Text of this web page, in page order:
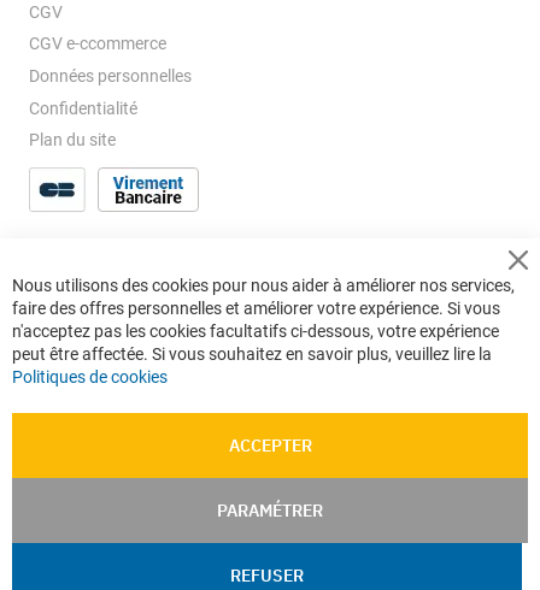
CGV
CGV e-ccommerce
Données personnelles
Confidentialité
Plan du site
Nous utilisons des cookies pour nous aider à améliorer nos services,
faire des offres personnelles et améliorer votre expérience. Si vous
n'acceptez pas les cookies facultatifs ci-dessous, votre expérience
peut être affectée. Si vous souhaitez en savoir plus, veuillez lire la
Politiques de cookies
ACCEPTER
PARAMÉTRER
REFUSER